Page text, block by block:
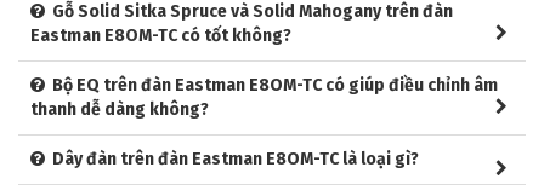
ACOUSTIC EASTMAN TRADITIONAL E8OM-TC
Thiết Kế Mặt Trước Của Đàn Guitar Acoustic Eastman
Traditional E8OM-TC
Mặt đàn của Eastman E8OM-TC được chế tác từ gỗ Sitka
Spruce nguyên chất, nổi tiếng với khả năng cộng hưởng âm
Gỗ Solid Sitka Spruce và Solid Mahogany trên đàn
Eastman E8OM-TC có tốt không?
Bộ EQ trên đàn Eastman E8OM-TC có giúp điều chỉnh âm
thanh dễ dàng không?
Dây đàn trên đàn Eastman E8OM-TC là loại gì?